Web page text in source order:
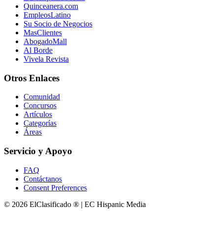
Quinceanera.com
EmpleosLatino
Su Socio de Negocios
MasClientes
AbogadoMall
Al Borde
Vivela Revista
Otros Enlaces
Comunidad
Concursos
Artículos
Categorías
Áreas
Servicio y Apoyo
FAQ
Contáctanos
Consent Preferences
© 2026 ElClasificado ® | EC Hispanic Media